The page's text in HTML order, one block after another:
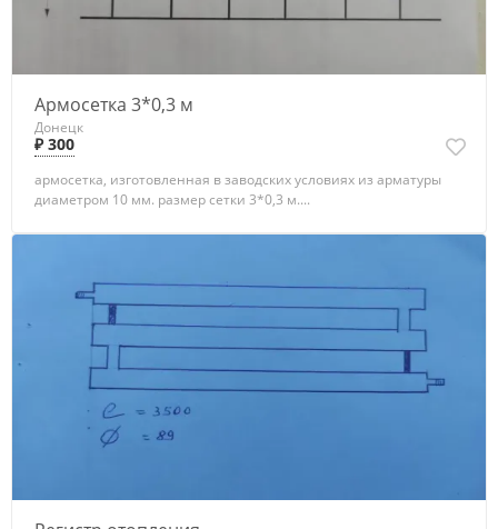
Армосетка 3*0,3 м
Донецк
₽ 300
армосетка, изготовленная в заводских условиях из арматуры
диаметром 10 мм. размер сетки 3*0,3 м....